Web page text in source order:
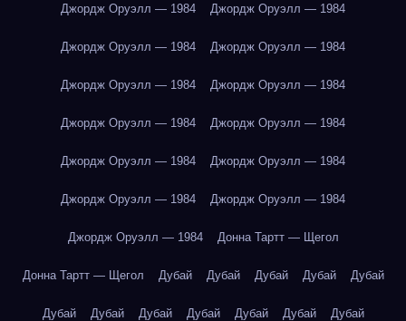
Джордж Оруэлл — 1984 Джордж Оруэлл — 1984
Джордж Оруэлл — 1984 Джордж Оруэлл — 1984
Джордж Оруэлл — 1984 Джордж Оруэлл — 1984
Джордж Оруэлл — 1984 Джордж Оруэлл — 1984
Джордж Оруэлл — 1984 Джордж Оруэлл — 1984
Джордж Оруэлл — 1984 Джордж Оруэлл — 1984
Джордж Оруэлл — 1984 Донна Тартт — Щегол
Донна Тартт — Щегол Дубай Дубай Дубай Дубай Дубай
Дубай Дубай Дубай Дубай Дубай Дубай Дубай